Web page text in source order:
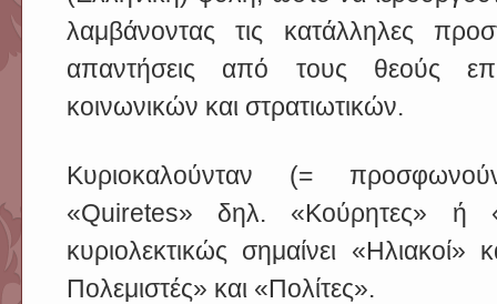
λαμβάνοντας τις κατάλληλες
απαντήσεις από τους θεούς
κοινωνικών και στρατιωτικών.
Κυριοκαλούνταν (=
«Quiretes» δηλ. «Κούρητες» ή
κυριολεκτικώς σημαίνει «Ηλιακοί»
Πολεμιστές» και «Πολίτες».